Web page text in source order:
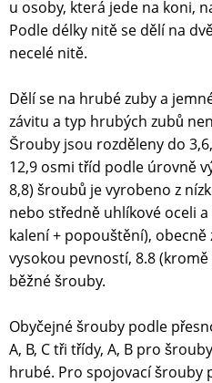
u osoby, která jede na koni,
Podle délky nitě se dělí na
necelé nitě.
Dělí se na hrubé zuby a
závitu a typ hrubých zubů
Šrouby jsou rozděleny do 3,6,
12,9 osmi tříd podle úrovně
8,8) šroubů je vyrobeno z
nebo středně uhlíkové oceli
kalení + popouštění),
vysokou pevností, 8.8
běžné šrouby.
Obyčejné šrouby podle
A, B, C tři třídy, A, B pro
hrubé. Pro spojovací šrouby